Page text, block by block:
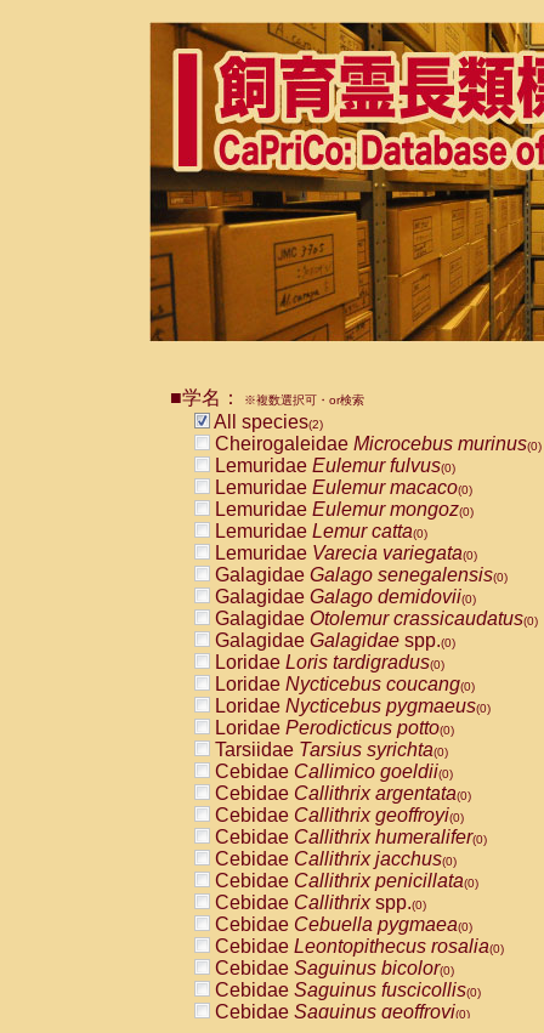
■学名： ※複数選択可・or検索
All species(2)
Cheirogaleidae Microcebus murinus(0)
Lemuridae Eulemur fulvus(0)
Lemuridae Eulemur macaco(0)
Lemuridae Eulemur mongoz(0)
Lemuridae Lemur catta(0)
Lemuridae Varecia variegata(0)
Galagidae Galago senegalensis(0)
Galagidae Galago demidovii(0)
Galagidae Otolemur crassicaudatus(0)
Galagidae Galagidae spp.(0)
Loridae Loris tardigradus(0)
Loridae Nycticebus coucang(0)
Loridae Nycticebus pygmaeus(0)
Loridae Perodicticus potto(0)
Tarsiidae Tarsius syrichta(0)
Cebidae Callimico goeldii(0)
Cebidae Callithrix argentata(0)
Cebidae Callithrix geoffroyi(0)
Cebidae Callithrix humeralifer(0)
Cebidae Callithrix jacchus(0)
Cebidae Callithrix penicillata(0)
Cebidae Callithrixspp.(0)
Cebidae Cebuella pygmaea(0)
Cebidae Leontopithecus rosalia(0)
Cebidae Saguinus bicolor(0)
Cebidae Saguinus fuscicollis(0)
Cebidae Saguinus geoffroyi(0)